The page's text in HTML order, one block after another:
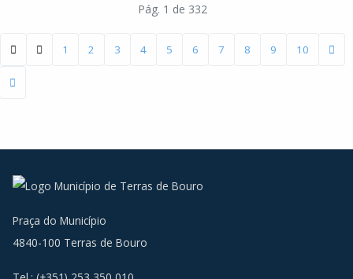
Pág. 1 de 332
1 2 3 4 5 6 7 8 9 10
Praça do Município
4840-100 Terras de Bouro